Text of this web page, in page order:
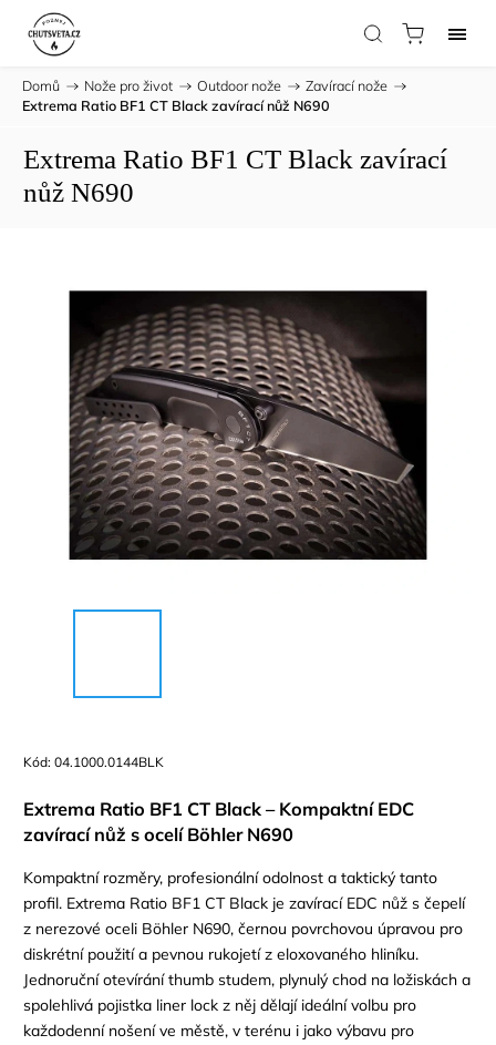
Domů / Nože pro život / Outdoor nože / Zavírací nože /
Extrema Ratio BF1 CT Black zavírací nůž N690
Extrema Ratio BF1 CT Black zavírací
nůž N690
Kód: 04.1000.0144BLK
Extrema Ratio BF1 CT Black – Kompaktní EDC
zavírací nůž s ocelí Böhler N690
Kompaktní rozměry, profesionální odolnost a taktický tanto
profil. Extrema Ratio BF1 CT Black je zavírací EDC nůž s čepelí
z nerezové oceli Böhler N690, černou povrchovou úpravou pro
diskrétní použití a pevnou rukojetí z eloxovaného hliníku.
Jednoruční otevírání thumb studem, plynulý chod na ložiskách a
spolehlivá pojistka liner lock z něj dělají ideální volbu pro
každodenní nošení ve městě, v terénu i jako výbavu pro